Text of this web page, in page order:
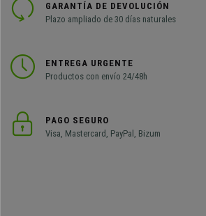
GARANTÍA DE DEVOLUCIÓN
Plazo ampliado de 30 días naturales
ENTREGA URGENTE
Productos con envío 24/48h
PAGO SEGURO
Visa, Mastercard, PayPal, Bizum